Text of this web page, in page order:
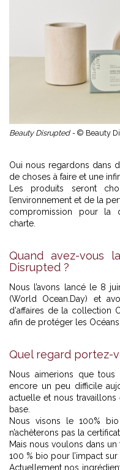
Beauty Disrupted - © Beauty
Oui nous regardons dans
de choses à faire et une
Les produits seront
l’environnement et de la
compromission pour la
charte.
Quand avez-vous
Disrupted ?
Nous l’avons lancé le 8
(World Ocean.Day) et
d'affaires de la collection
afin de protéger les Océans.
Quel regard portez-
Nous aimerions que
encore un peu difficile
actuelle et nous
base.
Nous visons le 100%
n’achèterons pas la
Mais nous voulons dans
100 % bio pour l’impact sur
Actuellement nos